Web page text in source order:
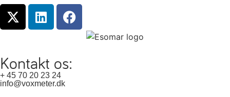
Kontakt os:
+ 45 70 20 23 24
info@voxmeter.dk